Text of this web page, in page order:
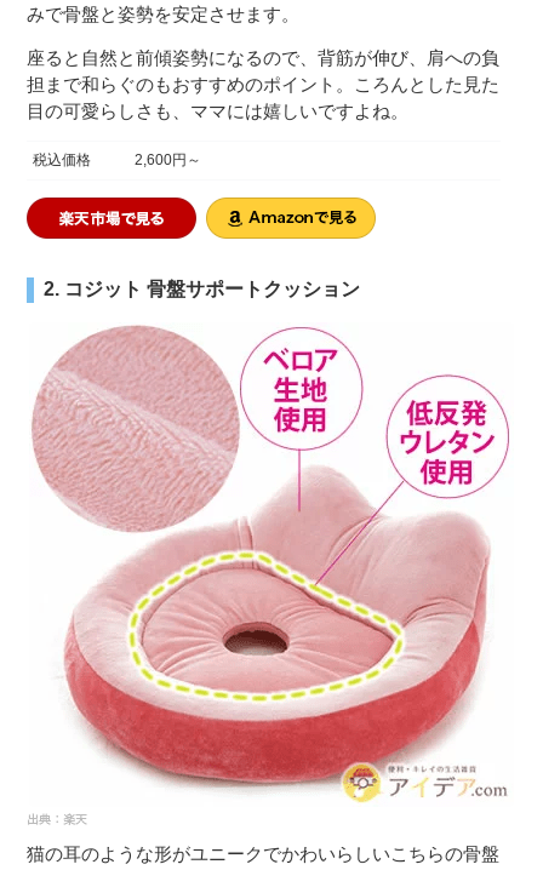
みで骨盤と姿勢を安定させます。
座ると自然と前傾姿勢になるので、背筋が伸び、肩への負
担まで和らぐのもおすすめのポイント。ころんとした見た
目の可愛らしさも、ママには嬉しいですよね。
税込価格 2,600円～
2. コジット 骨盤サポートクッション
猫の耳のような形がユニークでかわいらしいこちらの骨盤